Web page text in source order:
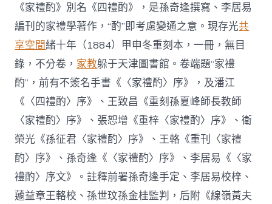
《家禮酌》別名《四禮酌》，是孫奇逢撰寫、李居易
編刊的家禮學著作，“酌”即考慮變通之意。現存光共
享空間緒十年（1884）甲申冬重刻本，一冊，無目
錄，不分卷， 家教躲于天津圖書館。卷端題“家禮
酌”，前有不簽名手書《〈家禮酌〉序》，及潘江
《〈四禮酌〉序》、王致昌《重刻孫夏峰師長教師
〈家禮酌〉序》、張恕增《重梓〈家禮酌〉序》、衛
榮光《孫征君〈家禮酌〉序》、王輅《重刊〈家禮
酌〉序》、孫奇逢《〈家禮酌〉序》、李居易《〈家
禮酌〉序文》。註釋前署孫奇逢手定、李居易校梓、
蘧益章王輅校、孫世玟孫金桂監判，后附《線嶺黃夫